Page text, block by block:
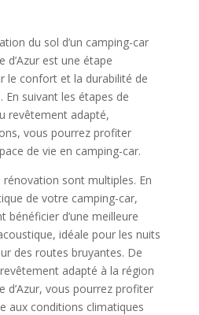
du sol d’un camping-car
d’Azur est une étape
le confort et la durabilité de
En suivant les étapes de
revêtement adapté,
vous pourrez profiter
de vie en camping-car.
sont multiples. En
de votre camping-car,
bénéficier d’une meilleure
idéale pour les nuits
des routes bruyantes. De
adapté à la région
d’Azur, vous pourrez profiter
aux conditions climatiques